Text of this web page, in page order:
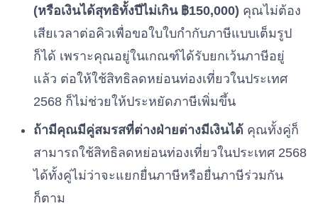
(หรือเงินได้สุทธิทั้งปีไม่เกิน ฿150,000) คุณไม่ต้อง
เสียเวลาต่อคิวเพื่อขอใบใบกำกับภาษีแบบเต็มรูป
ก็ได้ เพราะคุณอยู่ในเกณฑ์ได้รับยกเว้นภาษีอยู่
แล้ว ต่อให้ใช้สิทธิลดหย่อนท่องเที่ยวในประเทศ
2568 ก็ไม่ช่วยให้ประหยัดภาษีเพิ่มขึ้น
ถ้ามีคุณมีคู่สมรสที่ต่างฝ่ายต่างมีเงินได้ คุณทั้งคู่ก็
สามารถใช้สิทธิลดหย่อนท่องเที่ยวในประเทศ 2568
ได้ทั้งคู่ไม่ว่าจะแยกยื่นภาษีหรือยื่นภาษีร่วมกัน
ก็ตาม